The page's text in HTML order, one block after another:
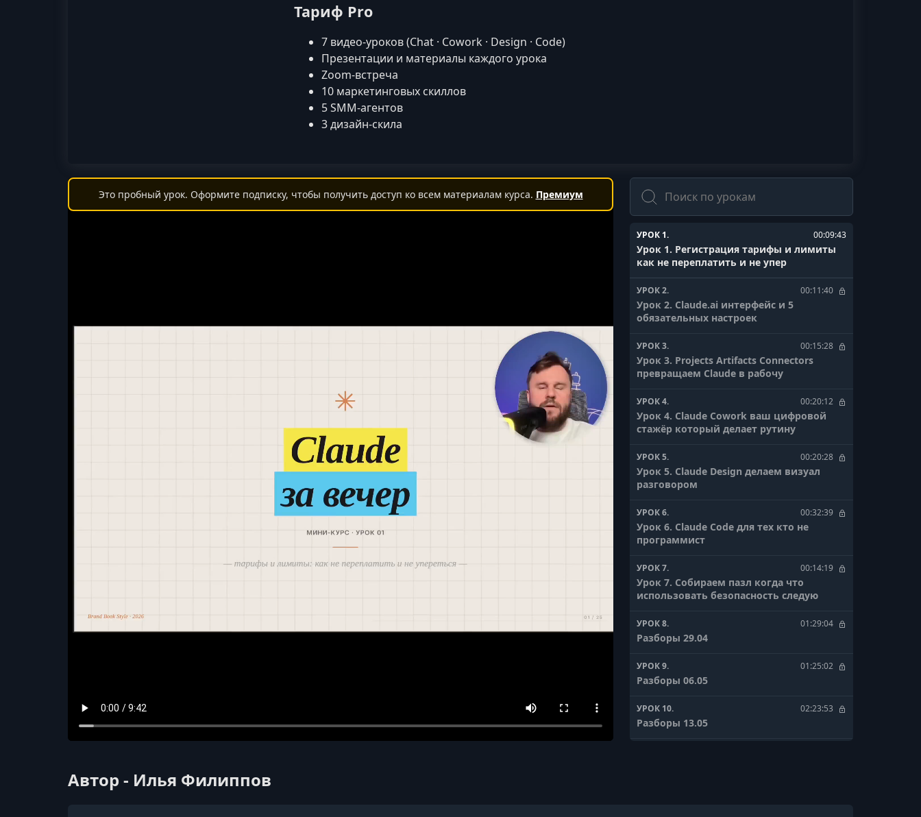
Тариф Pro
7 видео‑уроков (Chat · Cowork · Design · Code)
Презентации и материалы каждого урока
Zoom‑встреча
10 маркетинговых скиллов
5 SMM‑агентов
3 дизайн‑скила
Это пробный урок. Оформите подписку, чтобы получить доступ ко всем материалам курса. Премиум
Поиск
УРОК 1. 00:09:43
Урок 1. Регистрация тарифы и лимиты
как не переплатить и не упер
УРОК 2. 00:11:40
Урок 2. Claude.ai интерфейс и 5
обязательных настроек
УРОК 3. 00:15:28
Урок 3. Projects Artifacts Connectors
превращаем Claude в рабочу
УРОК 4. 00:20:12
Урок 4. Claude Cowork ваш цифровой
стажёр который делает рутину
УРОК 5. 00:20:28
Урок 5. Claude Design делаем визуал
разговором
УРОК 6. 00:32:39
Урок 6. Claude Code для тех кто не
программист
УРОК 7. 00:14:19
Урок 7. Собираем пазл когда что
использовать безопасность следую
УРОК 8. 01:29:04
Разборы 29.04
УРОК 9. 01:25:02
Разборы 06.05
УРОК 10. 02:23:53
Разборы 13.05
Автор - Илья Филиппов